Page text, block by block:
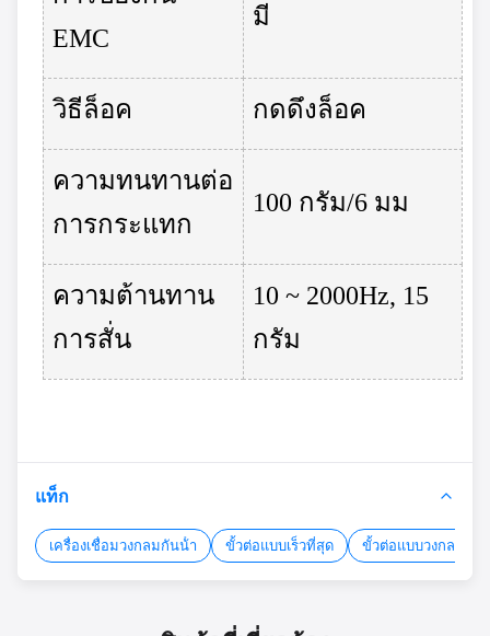
EMC
มี
วิธีล็อค กดดึงล็อค
ความทนทานต่อ
การกระแทก
100 กรัม/6 มม
ความต้านทาน
การสั่น
10 ~ 2000Hz, 15
กรัม
แท็ก
เครื่องเชื่อมวงกลมกันน้ํา ขั้วต่อแบบเร็วที่สุด ขั้วต่อแบบวงกลมแบ